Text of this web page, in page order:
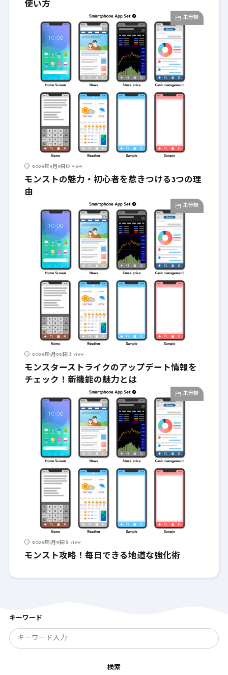
使い方
未分類
2026年3月9日15 view
モンストの魅力・初心者を惹きつける3つの理
由
未分類
2026年1月22日13 view
モンスターストライクのアップデート情報を
チェック！新機能の魅力とは
未分類
2026年1月9日12 view
モンスト攻略！毎日できる地道な強化術
キーワード
検索